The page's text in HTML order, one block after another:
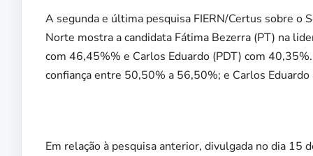
A segunda e última pesquisa FIERN/Certus sobre o
Norte mostra a candidata Fátima Bezerra (PT) na
com 46,45%% e Carlos Eduardo (PDT) com
confiança entre 50,50% a 56,50%; e Carlos
Em relação à pesquisa anterior, divulgada no dia